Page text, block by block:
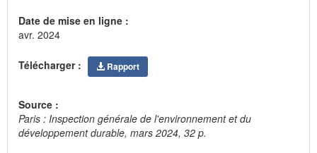
Date de mise en ligne :
avr. 2024
Télécharger : Rapport
Source :
Paris : Inspection générale de l'environnement et du
développement durable, mars 2024, 32 p.